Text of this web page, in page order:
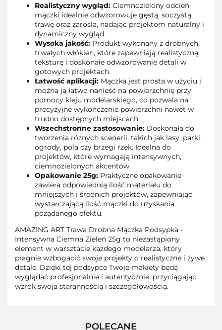
Realistyczny wygląd: Ciemnozielony odcień
mączki idealnie odwzorowuje gęstą, soczystą
trawę oraz zarośla, nadając projektom naturalny i
dynamiczny wygląd.
Wysoka jakość: Produkt wykonany z drobnych,
trwałych włókien, które zapewniają realistyczną
teksturę i doskonałe odwzorowanie detali w
gotowych projektach.
Łatwość aplikacji: Mączka jest prosta w użyciu i
można ją łatwo nanieść na powierzchnię przy
pomocy kleju modelarskiego, co pozwala na
precyzyjne wykończenie powierzchni nawet w
trudno dostępnych miejscach.
Wszechstronne zastosowanie: Doskonała do
tworzenia różnych scenerii, takich jak lasy, parki,
ogrody, pola czy brzegi rzek. Idealna do
projektów, które wymagają intensywnych,
ciemnozielonych akcentów.
Opakowanie 25g: Praktyczne opakowanie
zawiera odpowiednią ilość materiału do
mniejszych i średnich projektów, zapewniając
wystarczającą ilość mączki do uzyskania
pożądanego efektu.
AMAZING ART Trawa Drobna Mączka Podsypka -
Intensywna Ciemna Zieleń 25g to niezastąpiony
element w warsztacie każdego modelarza, który
pragnie wzbogacić swoje projekty o realistyczne i żywe
detale. Dzięki tej podsypce Twoje makiety będą
wyglądać profesjonalnie i autentycznie, przyciągając
wzrok swoją starannością i szczegółowością.
POLECANE